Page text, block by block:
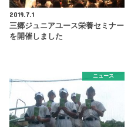
2019.7.1
三郷ジュニアユース栄養セミナー
を開催しました
ニュース